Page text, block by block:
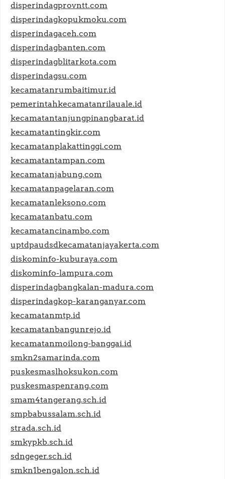
disperindagprovntt.com
disperindagkopukmoku.com
disperindagaceh.com
disperindagbanten.com
disperindagblitarkota.com
disperindagsu.com
kecamatanrumbaitimur.id
pemerintahkecamatanrilauale.id
kecamatantanjungpinangbarat.id
kecamatantingkir.com
kecamatanplakattinggi.com
kecamatantampan.com
kecamatanjabung.com
kecamatanpagelaran.com
kecamatanleksono.com
kecamatanbatu.com
kecamatancinambo.com
uptdpaudsdkecamatanjayakerta.com
diskominfo-kuburaya.com
diskominfo-lampura.com
disperindagbangkalan-madura.com
disperindagkop-karanganyar.com
kecamatanmtp.id
kecamatanbangunrejo.id
kecamatanmoilong-banggai.id
smkn2samarinda.com
puskesmaslhoksukon.com
puskesmaspenrang.com
smam4tangerang.sch.id
smpbabussalam.sch.id
strada.sch.id
smkypkb.sch.id
sdngeger.sch.id
smkn1bengalon.sch.id